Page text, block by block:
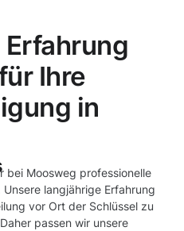
Ihre
in
bei Moosweg professionelle
langjährige Erfahrung
vor Ort der Schlüssel zu
passen wir unsere